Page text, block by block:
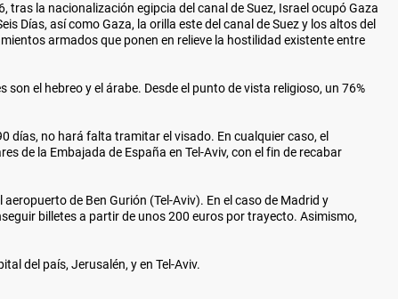
la nacionalización egipcia del canal de Suez, Israel ocupó Gaza
Días, así como Gaza, la orilla este del canal de Suez y los altos del
armados que ponen en relieve la hostilidad existente entre
el hebreo y el árabe. Desde el punto de vista religioso, un 76%
días, no hará falta tramitar el visado. En cualquier caso, el
de la Embajada de España en Tel-Aviv, con el fin de recabar
de Ben Gurión (Tel-Aviv). En el caso de Madrid y
billetes a partir de unos 200 euros por trayecto. Asimismo,
del país, Jerusalén, y en Tel-Aviv.